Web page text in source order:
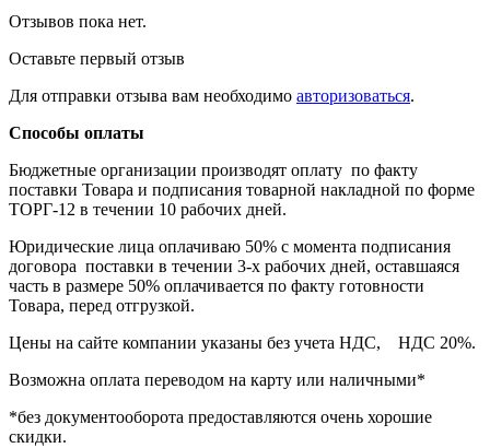
Отзывов пока нет.
Оставьте первый отзыв
Для отправки отзыва вам необходимо авторизоваться.
Способы оплаты
Бюджетные организации производят оплату по факту
поставки Товара и подписания товарной накладной по форме
ТОРГ-12 в течении 10 рабочих дней.
Юридические лица оплачиваю 50% с момента подписания
договора поставки в течении 3-х рабочих дней, оставшаяся
часть в размере 50% оплачивается по факту готовности
Товара, перед отгрузкой.
Цены на сайте компании указаны без учета НДС, НДС 20%.
Возможна оплата переводом на карту или наличными*
*без документооборота предоставляются очень хорошие
скидки.